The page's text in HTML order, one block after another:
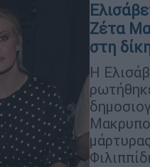
Ζέτα
στη
Η